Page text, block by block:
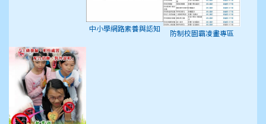
中小學網路素養與認知 防制校園霸凌畫專區